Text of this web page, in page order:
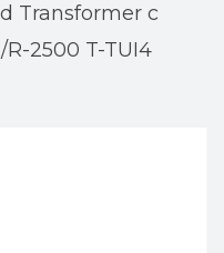
Transformer с
2500 T-TUI4